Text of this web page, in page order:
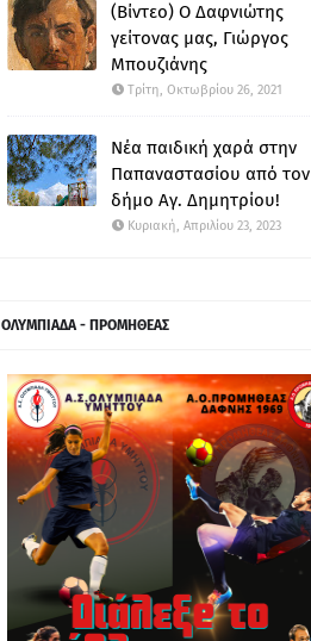
(Βίντεο) Ο Δαφνιώτης
γείτονας μας, Γιώργος
Μπουζιάνης
Τρίτη, Οκτωβρίου 26, 2021
Νέα παιδική χαρά στην
Παπαναστασίου από τον
δήμο Αγ. Δημητρίου!
Κυριακή, Απριλίου 23, 2023
ΟΛΥΜΠΙΑΔΑ - ΠΡΟΜΗΘΕΑΣ